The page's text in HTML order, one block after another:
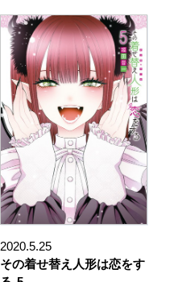
2020.5.25
その着せ替え人形は恋をす